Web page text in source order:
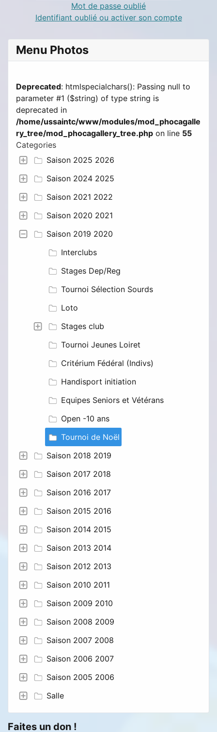
Mot de passe oublié
Identifiant oublié ou activer son compte
Menu Photos
Deprecated: htmlspecialchars(): Passing null to
parameter #1 ($string) of type string is
deprecated in
/home/ussaintc/www/modules/mod_phocagalle
ry_tree/mod_phocagallery_tree.php on line 55
Categories
Saison 2025 2026
Saison 2024 2025
Saison 2021 2022
Saison 2020 2021
Saison 2019 2020
Interclubs
Stages Dep/Reg
Tournoi Sélection Sourds
Loto
Stages club
Tournoi Jeunes Loiret
Critérium Fédéral (Indivs)
Handisport initiation
Equipes Seniors et Vétérans
Open -10 ans
Tournoi de Noël
Saison 2018 2019
Saison 2017 2018
Saison 2016 2017
Saison 2015 2016
Saison 2014 2015
Saison 2013 2014
Saison 2012 2013
Saison 2010 2011
Saison 2009 2010
Saison 2008 2009
Saison 2007 2008
Saison 2006 2007
Saison 2005 2006
Salle
Faites un don !